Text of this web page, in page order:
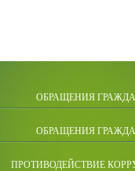
ОБРАЩЕНИЯ
ОБРАЩЕНИЯ
ПРОТИВОДЕЙСТВИЕ